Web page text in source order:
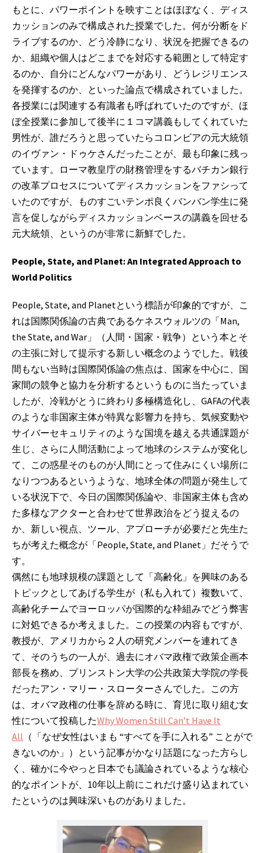
もとに、パワーポイントを映すことはほぼなく、ディス
カッションのみで構成された授業でした。何が分断をド
ライブするのか、どう冷静になり、状況を把握できるの
か、組織や個人はどこまでを対応する範囲として特定す
るのか、自分にどんなパワーがあり、どうレジリエンス
を発揮するのか、といった論点で構成されていました。
各授業には関連する有識者も呼ばれていたのですが、ほ
ぼ全授業に参加して後半に１コマ講義もしてくれていた
男性が、誰だろうと思っていたらコロンビアの元大統領
のイヴァン・ドゥケさんだったことが、最も印象に残っ
ています。ローマ教皇庁の財務管理をするバチカン銀行
の改革プロセスについてディスカッションをファシって
いたのですが、ものすごいテンポ良くバンバン学生に発
言を促しながらディスカッションベースの講義を回せる
元大統領、というのが非常に新鮮でした。
People, State, and Planet: An Integrated Approach to
World Politics
People, State, and Planetという標語が印象的ですが、こ
れは国際関係論の古典であるケネスウォルツの「Man,
the State, and War」（人間・国家・戦争）という本とそ
の主張に対して提示する新しい概念のようでした。戦後
間もない当時は国際関係論の焦点は、国家を中心に、国
家間の競争と協力を分析するというものに当たっていま
したが、冷戦がとうに終わり多極構造化し、GAFAの代表
のような非国家主体が特異な影響力を持ち、気候変動や
サイバーセキュリティのような国境を越える共通課題が
生じ、さらに人間活動によって地球のシステムが変化し
て、この惑星そのものが人間にとって住みにくい場所に
なりつつあるというような、地球全体の問題が発生して
いる状況下で、今日の国際関係論や、非国家主体も含め
た多様なアクターと合わせて世界政治をどう捉えるの
か、新しい視点、ツール、アプローチが必要だと先生た
ちが考えた概念が「People, State, and Planet」だそうで
す。
偶然にも地球規模の課題として「高齢化」を興味のある
トピックとしてあげる学生が（私も入れて）複数いて、
高齢化チームでヨーロッパが国際的な枠組みでどう弊害
に対処できるか考えました。この授業の内容もですが、
教授が、アメリカから２人の研究メンバーを連れてき
て、そのうちの一人が、過去にオバマ政権で政策企画本
部長を務め、プリンストン大学の公共政策大学院の学長
だったアン・マリー・スローターさんでした。この方
は、オバマ政権の仕事を辞める時に、育児に取り組む女
性について投稿したWhy Women Still Can’t Have It
All （「なぜ女性はいまも “すべてを手に入れる” ことがで
きないのか」）という記事がかなり話題になった方らし
く、確かに今やっと日本でも議論されているような核心
的なポイントが、10年以上前にこれだけ盛り込まれてい
たというのは興味深いものがありました。